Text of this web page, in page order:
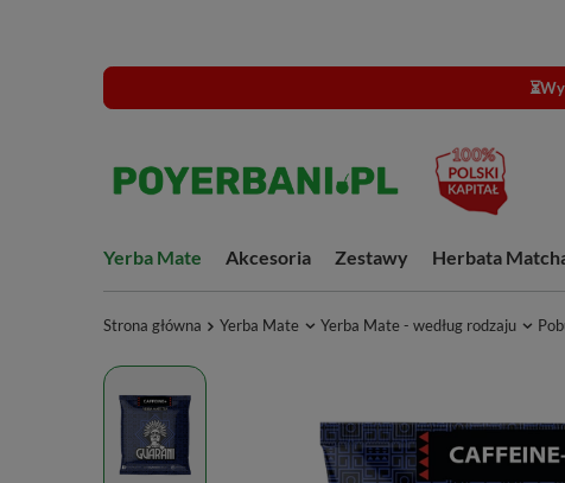
Yerba Mate Akcesoria Zestawy Herbata
Strona główna Yerba Mate Yerba Mate - według rodzaju